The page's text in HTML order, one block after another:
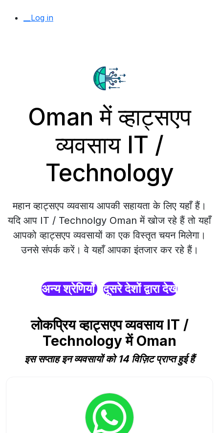
__Log in
Oman में व्हाट्सएप
व्यवसाय IT /
Technology
महान व्हाट्सएप व्यवसाय आपकी सहायता के लिए यहाँ हैं।
यदि आप IT / Technolgy Oman में खोज रहे हैं तो यहाँ
आपको व्हाट्सएप व्यवसायों का एक विस्तृत चयन मिलेगा।
उनसे संपर्क करें। वे यहाँ आपका इंतजार कर रहे हैं।
अन्य श्रेणियाँ दूसरे देशों द्वारा देखें
लोकप्रिय व्हाट्सएप व्यवसाय IT /
Technology में Oman
इस सप्ताह इन व्यवसायों को 14 विज़िट प्राप्त हुई हैं